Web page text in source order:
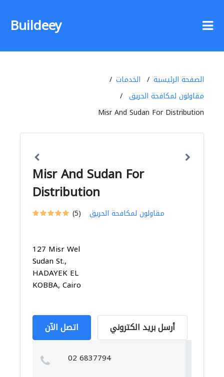
Buildeey
الصفحة الرئيسية
الخدمات
مقاولون لمكافحة الحريق
Misr And Sudan For Distribution
Misr And Sudan For
Distribution
(5) مقاولون لمكافحة الحريق
127 Misr Wel
Sudan St.,
HADAYEK EL
KOBBA, Cairo
اتصل الآن أرسل بريد الكتروني
02 6837794